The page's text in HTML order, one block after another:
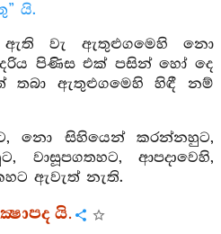
යි.
ඇති වැ ඇතුළුගමෙහි නො
පිණිස එක් පසින් හෝ දෙ
තබා ඇතුළුගමෙහි හිඳී නම්
නො සිහියෙන් කරන්නහුට,
ආපදාවෙහි,
ඇවැත් නැති.
යි.